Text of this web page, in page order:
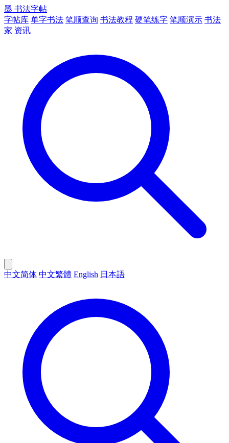
墨 书法字帖
字帖库 单字书法 笔顺查询 书法教程 硬笔练字 笔顺演示 书法
家 资讯
中文简体 中文繁體 English 日本語